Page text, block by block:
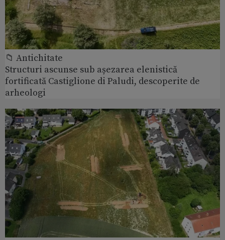
📁 Antichitate
Structuri ascunse sub așezarea elenistică
fortificată Castiglione di Paludi, descoperite de
arheologi